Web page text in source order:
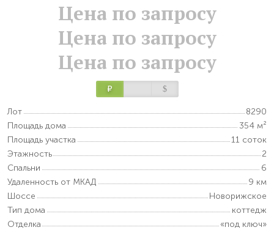
Цена по запросу
Цена по запросу
Цена по запросу
Р $
Лот
8290
Площадь дома
354 м²
Площадь участка
11 соток
Этажность
2
Спальни
6
Удаленность от МКАД
9 км
Шоссе
Новорижское
Тип дома
коттедж
Отделка
«под ключ»